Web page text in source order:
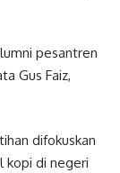
pesantren
Gus Faiz,
difokuskan
kopi di negeri